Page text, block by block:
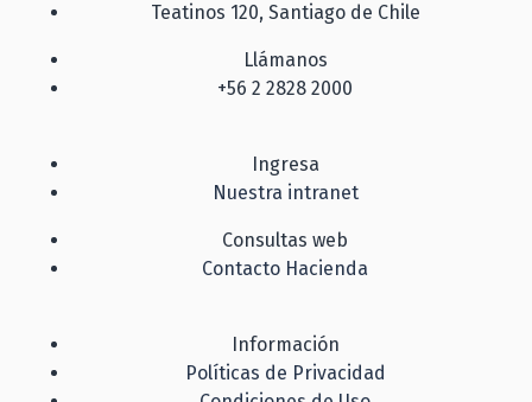
Teatinos 120, Santiago de Chile
Llámanos
+56 2 2828 2000
Ingresa
Nuestra intranet
Consultas web
Contacto Hacienda
Información
Políticas de Privacidad